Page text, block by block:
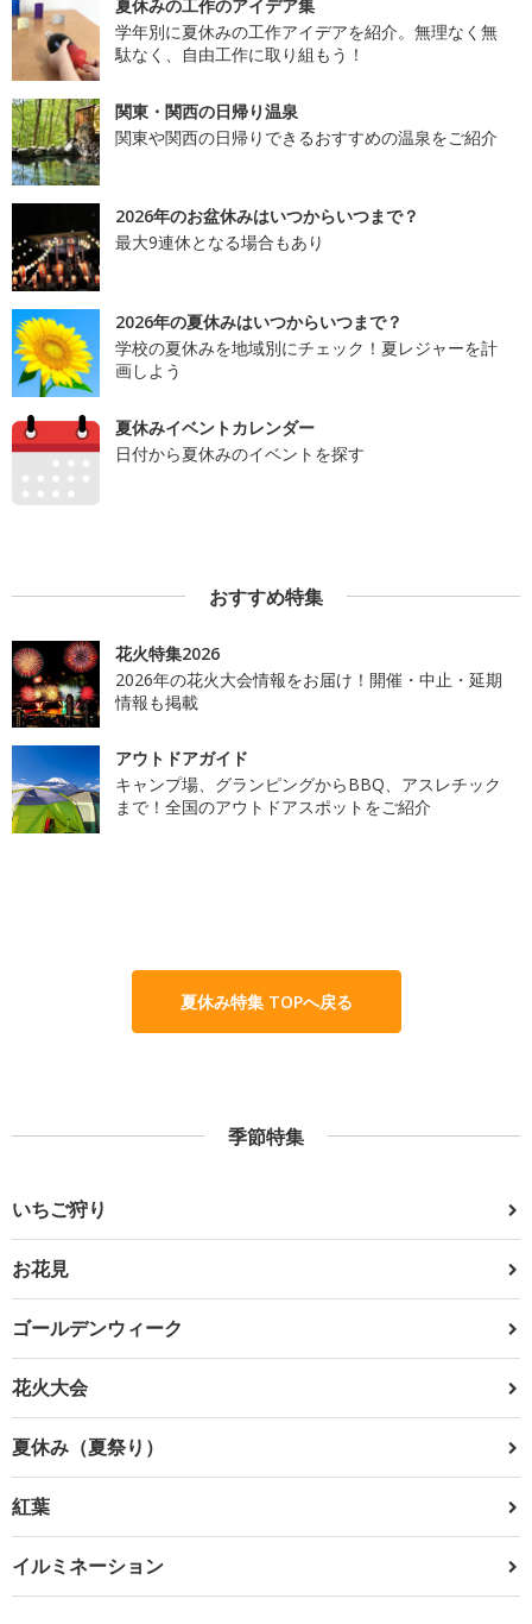
夏休みの工作のアイデア集
学年別に夏休みの工作アイデアを紹介。無理なく無
駄なく、自由工作に取り組もう！
関東・関西の日帰り温泉
関東や関西の日帰りできるおすすめの温泉をご紹介
2026年のお盆休みはいつからいつまで？
最大9連休となる場合もあり
2026年の夏休みはいつからいつまで？
学校の夏休みを地域別にチェック！夏レジャーを計
画しよう
夏休みイベントカレンダー
日付から夏休みのイベントを探す
おすすめ特集
花火特集2026
2026年の花火大会情報をお届け！開催・中止・延期
情報も掲載
アウトドアガイド
キャンプ場、グランピングからBBQ、アスレチック
まで！全国のアウトドアスポットをご紹介
夏休み特集 TOPへ戻る
季節特集
いちご狩り
お花見
ゴールデンウィーク
花火大会
夏休み（夏祭り）
紅葉
イルミネーション